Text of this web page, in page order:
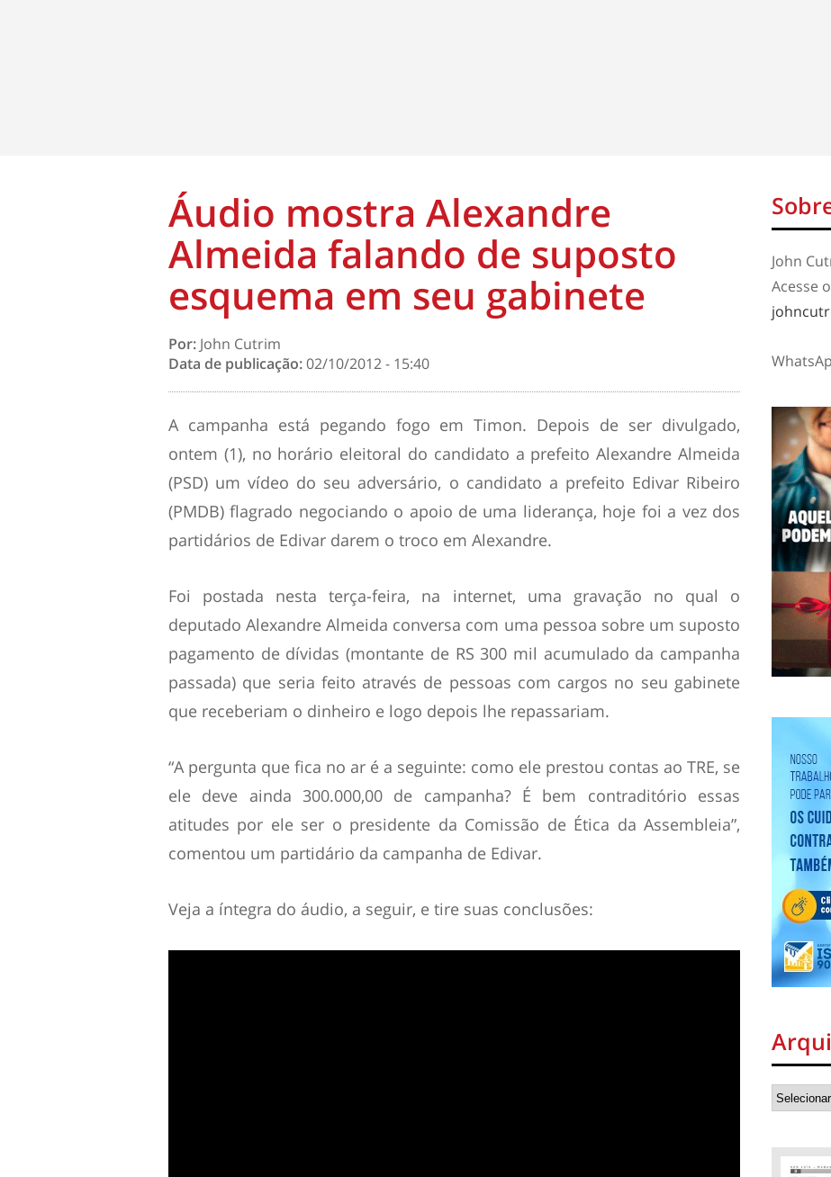
Áudio mostra Alexandre
Almeida falando de suposto
esquema em seu gabinete
Por: John Cutrim
Data de publicação:02/10/2012 - 15:40
A campanha está pegando fogo em Timon. Depois de ser divulgado,
ontem (1), no horário eleitoral do candidato a prefeito Alexandre Almeida
(PSD) um vídeo do seu adversário, o candidato a prefeito Edivar Ribeiro
(PMDB) flagrado negociando o apoio de uma liderança, hoje foi a vez dos
partidários de Edivar darem o troco em Alexandre.
Foi postada nesta terça-feira, na internet, uma gravação no qual o
deputado Alexandre Almeida conversa com uma pessoa sobre um suposto
pagamento de dívidas (montante de RS 300 mil acumulado da campanha
passada) que seria feito através de pessoas com cargos no seu gabinete
que receberiam o dinheiro e logo depois lhe repassariam.
“A pergunta que fica no ar é a seguinte: como ele prestou contas ao TRE, se
ele deve ainda 300.000,00 de campanha? É bem contraditório essas
atitudes por ele ser o presidente da Comissão de Ética da Assembleia”,
comentou um partidário da campanha de Edivar.
Veja a íntegra do áudio, a seguir, e tire suas conclusões:
John
Acesse